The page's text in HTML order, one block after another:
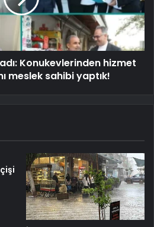
Konukevlerinden hizmet
meslek sahibi yaptık!